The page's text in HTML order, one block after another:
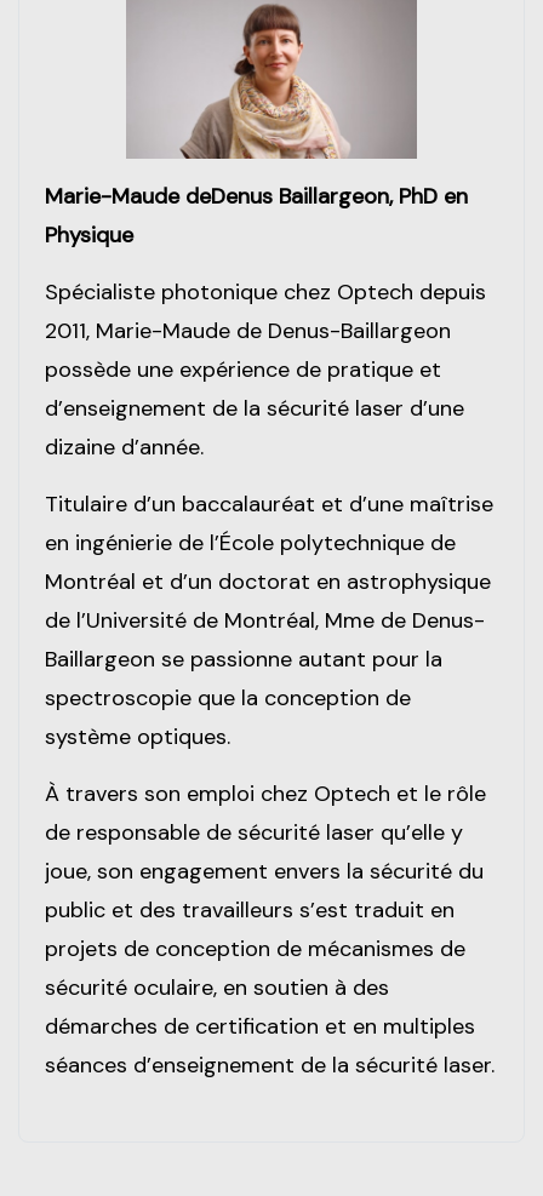
Marie-Maude deDenus Baillargeon, PhD en
Physique
Spécialiste photonique chez Optech depuis
2011, Marie-Maude de Denus-Baillargeon
possède une expérience de pratique et
d’enseignement de la sécurité laser d’une
dizaine d’année.
Titulaire d’un baccalauréat et d’une maîtrise
en ingénierie de l’École polytechnique de
Montréal et d’un doctorat en astrophysique
de l’Université de Montréal, Mme de Denus-
Baillargeon se passionne autant pour la
spectroscopie que la conception de
système optiques.
À travers son emploi chez Optech et le rôle
de responsable de sécurité laser qu’elle y
joue, son engagement envers la sécurité du
public et des travailleurs s’est traduit en
projets de conception de mécanismes de
sécurité oculaire, en soutien à des
démarches de certification et en multiples
séances d’enseignement de la sécurité laser.